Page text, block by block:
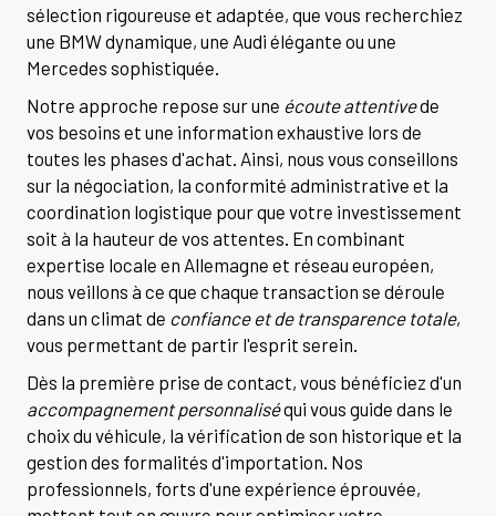
sélection rigoureuse et adaptée, que vous recherchiez
une BMW dynamique, une Audi élégante ou une
Mercedes sophistiquée.
Notre approche repose sur une écoute attentivede
vos besoins et une information exhaustive lors de
toutes les phases d'achat. Ainsi, nous vous conseillons
sur la négociation, la conformité administrative et la
coordination logistique pour que votre investissement
soit à la hauteur de vos attentes. En combinant
expertise locale en Allemagne et réseau européen,
nous veillons à ce que chaque transaction se déroule
dans un climat de confiance et de transparence totale,
vous permettant de partir l'esprit serein.
Dès la première prise de contact, vous bénéficiez d'un
accompagnement personnaliséqui vous guide dans le
choix du véhicule, la vérification de son historique et la
gestion des formalités d'importation. Nos
professionnels, forts d'une expérience éprouvée,